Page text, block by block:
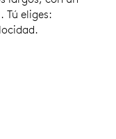
eliges: